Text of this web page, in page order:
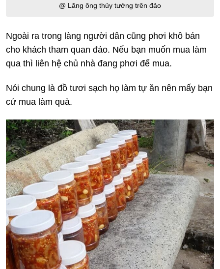
@ Lăng ông thủy tướng trên đảo
Ngoài ra trong làng người dân cũng phơi khô bán
cho khách tham quan đảo. Nếu bạn muốn mua làm
qua thì liên hệ chủ nhà đang phơi để mua.
Nói chung là đồ tươi sạch họ làm tự ăn nên mấy bạn
cứ mua làm quà.